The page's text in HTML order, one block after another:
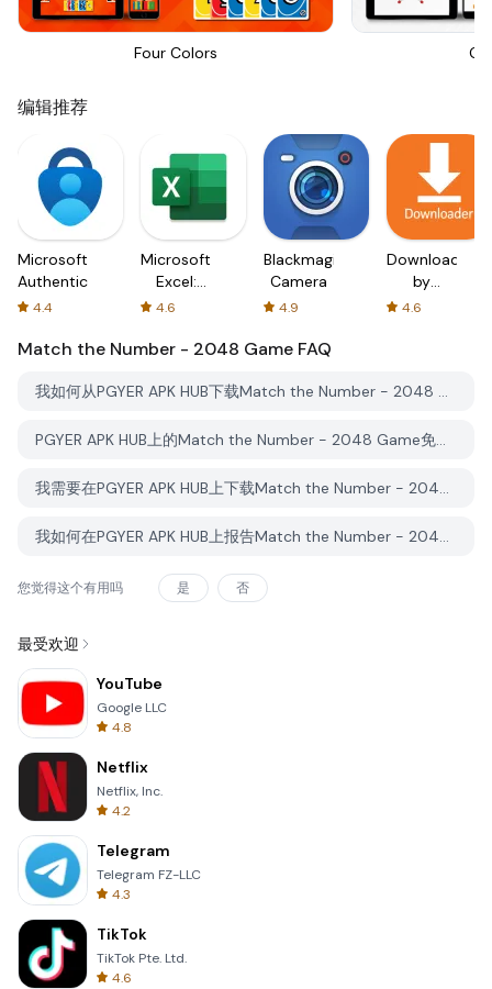
Four Colors
编辑推荐
Microsoft
Authenticator
4.4
Microsoft
Excel:
Spreadsheets
4.6
Blackmagic
Camera
4.9
Downloader
by
AFTVnews
4.6
Match the Number - 2048 Game FAQ
我如何从PGYER APK HUB下载Match the Number - 2048 Game？
PGYER APK HUB上的Match the Number - 2048 Game免费下载吗？
我需要在PGYER APK HUB上下载Match the Number - 2048 Game时需要账户吗？
我如何在PGYER APK HUB上报告Match the Number - 2048 Game的问题？
您觉得这个有用吗 是 否
最受欢迎
YouTube
Google LLC
4.8
Netflix
Netflix, Inc.
4.2
Telegram
Telegram FZ-LLC
4.3
TikTok
TikTok Pte. Ltd.
4.6